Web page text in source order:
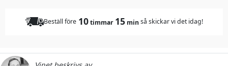
Beställ före 10timmar 15min så skickar vi det idag!